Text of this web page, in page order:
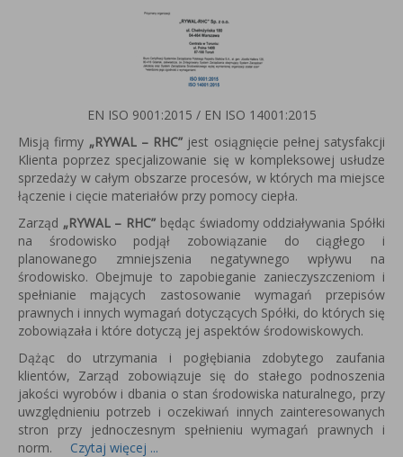
EN ISO 9001:2015 / EN ISO 14001:2015
Misją firmy „RYWAL – RHC” jest osiągnięcie pełnej satysfakcji
Klienta poprzez specjalizowanie się w kompleksowej usłudze
sprzedaży w całym obszarze procesów, w których ma miejsce
łączenie i cięcie materiałów przy pomocy ciepła.
Zarząd „RYWAL – RHC” będąc świadomy oddziaływania Spółki
na środowisko podjął zobowiązanie do ciągłego i
planowanego zmniejszenia negatywnego wpływu na
środowisko. Obejmuje to zapobieganie zanieczyszczeniom i
spełnianie mających zastosowanie wymagań przepisów
prawnych i innych wymagań dotyczących Spółki, do których się
zobowiązała i które dotyczą jej aspektów środowiskowych.
Dążąc do utrzymania i pogłębiania zdobytego zaufania
klientów, Zarząd zobowiązuje się do stałego podnoszenia
jakości wyrobów i dbania o stan środowiska naturalnego, przy
uwzględnieniu potrzeb i oczekiwań innych zainteresowanych
stron przy jednoczesnym spełnieniu wymagań prawnych i
norm. Czytaj więcej ...